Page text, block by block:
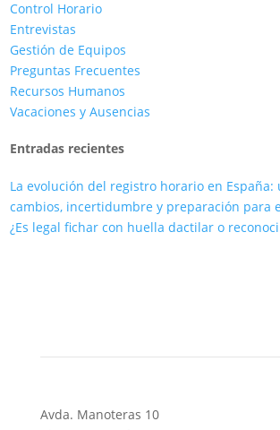
Control Horario
Entrevistas
Gestión de Equipos
Preguntas Frecuentes
Recursos Humanos
Vacaciones y Ausencias
Entradas recientes
La evolución del registro horario en España:
cambios, incertidumbre y preparación para
¿Es legal fichar con huella dactilar o
Avda. Manoteras 10